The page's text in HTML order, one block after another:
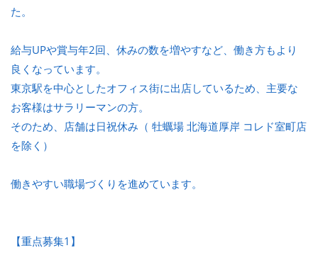
た。
給与UPや賞与年2回、休みの数を増やすなど、働き方もより
良くなっています。
東京駅を中心としたオフィス街に出店しているため、主要な
お客様はサラリーマンの方。
そのため、店舗は日祝休み（ 牡蠣場 北海道厚岸 コレド室町店
を除く）
働きやすい職場づくりを進めています。
【重点募集1】